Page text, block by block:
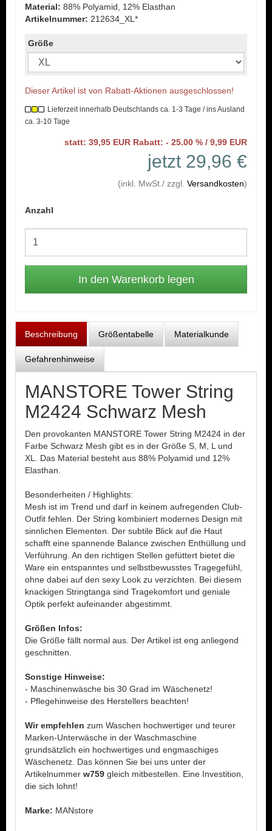
Material: 88% Polyamid, 12% Elasthan
Artikelnummer: 212634_XL*
Größe
Dieser Artikel ist von Rabatt-Aktionen ausgeschlossen!
Lieferzeit innerhalb Deutschlands ca. 1-3 Tage / ins Ausland
ca. 3-10 Tage
statt: 39,95 EUR Rabatt: - 25.00 % / 9,99 EUR
jetzt 29,96 €
(inkl. MwSt./ zzgl. Versandkosten)
Anzahl
Beschreibung Größentabelle Materialkunde
Gefahrenhinweise
MANSTORE Tower String
M2424 Schwarz Mesh
Den provokanten MANSTORE Tower String M2424 in der
Farbe Schwarz Mesh gibt es in der Größe S, M, L und
XL. Das Material besteht aus 88% Polyamid und 12%
Elasthan.
Besonderheiten / Highlights:
Mesh ist im Trend und darf in keinem aufregenden Club-
Outfit fehlen. Der String kombiniert modernes Design mit
sinnlichen Elementen. Der subtile Blick auf die Haut
schafft eine spannende Balance zwischen Enthüllung und
Verführung. An den richtigen Stellen gefüttert bietet die
Ware ein entspanntes und selbstbewusstes Tragegefühl,
ohne dabei auf den sexy Look zu verzichten. Bei diesem
knackigen Stringtanga sind Tragekomfort und geniale
Optik perfekt aufeinander abgestimmt.
Größen Infos:
Die Größe fällt normal aus. Der Artikel ist eng anliegend
geschnitten.
Sonstige Hinweise:
- Maschinenwäsche bis 30 Grad im Wäschenetz!
- Pflegehinweise des Herstellers beachten!
Wir empfehlen zum Waschen hochwertiger und teurer
Marken-Unterwäsche in der Waschmaschine
grundsätzlich ein hochwertiges und engmaschiges
Wäschenetz. Das können Sie bei uns unter der
Artikelnummer w759 gleich mitbestellen. Eine Investition,
die sich lohnt!
Marke: MANstore